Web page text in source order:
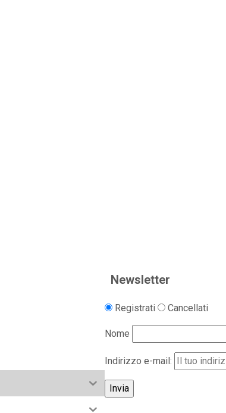
Newsletter
Registrati Cancellati
Nome
Indirizzo e-mail: